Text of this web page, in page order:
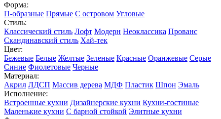
Форма:
П-образные Прямые С островом Угловые
Стиль:
Классический стиль Лофт Модерн Неоклассика Прованс
Скандинавский стиль Хай-тек
Цвет:
Бежевые Белые Желтые Зеленые Красные Оранжевые Серые
Синие Фиолетовые Черные
Материал:
Акрил ЛДСП Массив дерева МДФ Пластик Шпон Эмаль
Исполнение:
Встроенные кухни Дизайнерские кухни Кухни-гостиные
Маленькие кухни С барной стойкой Элитные кухни